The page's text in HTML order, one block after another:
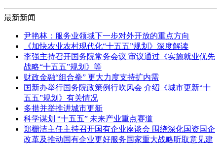
最新新闻
尹艳林：服务业领域下一步对外开放的重点方向
《加快农业农村现代化“十五五”规划》深度解读
李强主持召开国务院常务会议 审议通过《实施就业优先
战略“十五五”规划》等
财政金融“组合拳” 更大力度支持扩内需
国新办举行国务院政策例行吹风会 介绍《城市更新“十
五五”规划》有关情况
多措并举推进城市更新
科学谋划 “十五五” 未来产业重点赛道
郑栅洁主任主持召开国有企业座谈会 围绕深化国资国企
改革及推动国有企业更好服务国家重大战略听取意见建